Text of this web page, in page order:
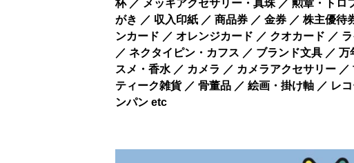
杯 ／ メッキアクセサリー・真珠 ／ 勲章・トロ
がき ／ 収入印紙 ／ 商品券 ／ 金券 ／ 株主優
ンカード ／ オレンジカード ／ クオカード ／
／ ネクタイピン・カフス ／ ブランド文具 ／
スメ・香水 ／ カメラ ／ カメラアクセサリー
ティーク雑貨 ／ 骨董品 ／ 絵画・掛け軸 ／ レ
ンパン etc